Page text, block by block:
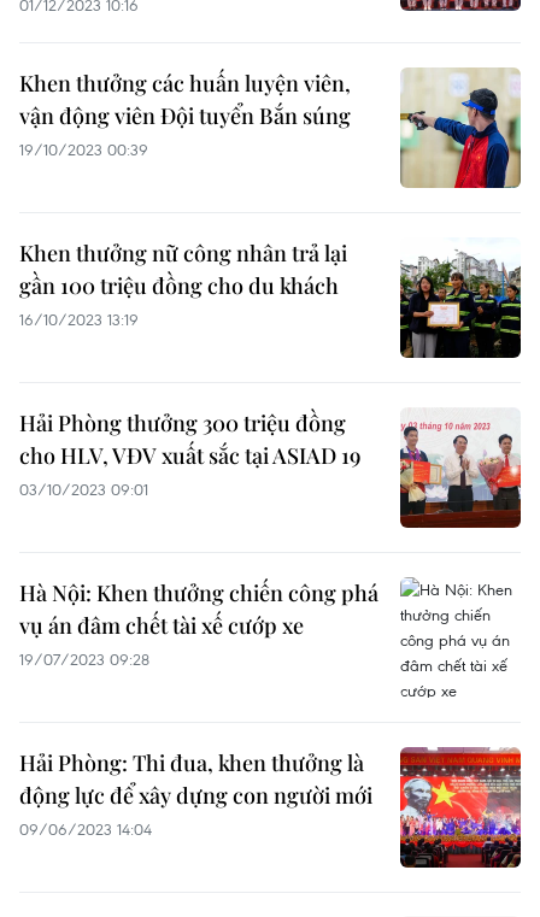
01/12/2023 10:16
Khen thưởng các huấn luyện viên,
vận động viên Đội tuyển Bắn súng
19/10/2023 00:39
Khen thưởng nữ công nhân trả lại
gần 100 triệu đồng cho du khách
16/10/2023 13:19
Hải Phòng thưởng 300 triệu đồng
cho HLV, VĐV xuất sắc tại ASIAD 19
03/10/2023 09:01
Hà Nội: Khen thưởng chiến công phá
vụ án đâm chết tài xế cướp xe
19/07/2023 09:28
Hải Phòng: Thi đua, khen thưởng là
động lực để xây dựng con người mới
09/06/2023 14:04